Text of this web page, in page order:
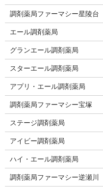
調剤薬局ファーマシー星陵台
エール調剤薬局
グランエール調剤薬局
スターエール調剤薬局
アプリ・エール調剤薬局
調剤薬局ファーマシー宝塚
ステージ調剤薬局
アイビー調剤薬局
ハイ・エール調剤薬局
調剤薬局ファーマシー逆瀬川